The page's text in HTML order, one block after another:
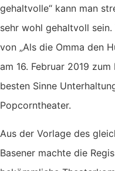
gehaltvolle“ kann man
sehr wohl gehaltvoll
von „Als die Omma den
am 16. Februar 2019
besten Sinne
Popcorntheater.
Aus der Vorlage des
Basener machte die